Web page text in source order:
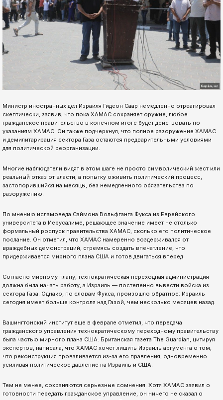
Министр иностранных дел Израиля Гидеон Саар немедленно отреагировал
скептически, заявив, что пока ХАМАС сохраняет оружие, любое
гражданское правительство в конечном итоге будет действовать по
указаниям ХАМАС. Он также подчеркнул, что полное разоружение ХАМАС
и демилитаризация сектора Газа остаются предварительными условиями
для политической реорганизации.
Многие наблюдатели видят в этом шаге не просто символический жест или
реальный отказ от власти, а попытку оживить политический процесс,
застопорившийся на месяцы, без немедленного обязательства по
разоружению.
По мнению исламоведа Саймона Вольфганга Фукса из Еврейского
университета в Иерусалиме, решающее значение имеет не столько
формальный роспуск правительства ХАМАС, сколько его политическое
послание. Он отметил, что ХАМАС намеренно воздерживался от
враждебных демонстраций, стремясь создать впечатление, что
придерживается мирного плана США и готов двигаться вперед.
Согласно мирному плану, технократическая переходная администрация
должна была начать работу, а Израиль — постепенно вывести войска из
сектора Газа. Однако, по словам Фукса, произошло обратное: Израиль
сегодня имеет больше контроля над Газой, чем несколько месяцев назад.
Вашингтонский институт еще в феврале отметил, что передача
гражданского управления технократическому переходному правительству
была частью мирного плана США. Британская газета The Guardian, цитируя
экспертов, написала, что ХАМАС хочет лишить Израиль аргумента о том,
что реконструкция проваливается из-за его правления, одновременно
усиливая политическое давление на Израиль и США.
Тем не менее, сохраняются серьезные сомнения. Хотя ХАМАС заявил о
готовности передать гражданское управление, он ничего не сказал о